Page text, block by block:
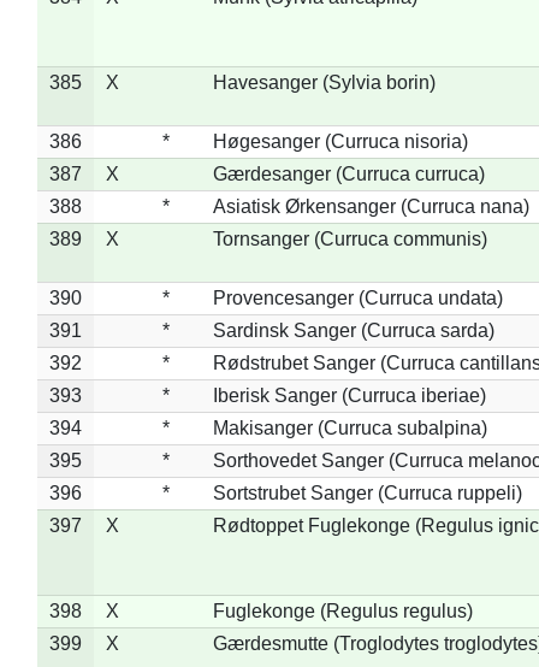
385 X Havesanger (Sylvia borin)
386 *
Høgesanger (Curruca nisoria)
387
X
Gærdesanger (Curruca curruca)
388
*
Asiatisk Ørkensanger (Curruca nana)
389
X Tornsanger (Curruca communis)
390 *
Provencesanger (Curruca undata)
391
*
Sardinsk Sanger (Curruca sarda)
392
*
Rødstrubet Sanger (Curruca
393
*
Iberisk Sanger (Curruca iberiae)
394
*
Makisanger (Curruca subalpina)
395
*
Sorthovedet Sanger (Curruca
396
*
Sortstrubet Sanger (Curruca ruppeli)
397
X Rødtoppet Fuglekonge (Regulus
398 X
Fuglekonge (Regulus regulus)
399
X Gærdesmutte (Troglodytes